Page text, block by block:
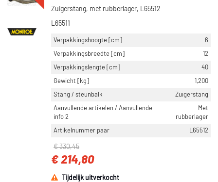
Zuigerstang, met rubberlager, L65512
L65511
Verpakkingshoogte [cm]
6
Verpakkingsbreedte [cm]
12
Verpakkingslengte [cm]
40
Gewicht [kg]
1,200
Stang / steunbalk
Zuigerstang
Aanvullende artikelen / Aanvullende
info 2
Met
rubberlager
Artikelnummer paar
L65512
€ 330,45
€ 214,80
Tijdelijk uitverkocht